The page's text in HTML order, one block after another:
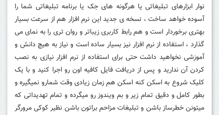
نوار ابزارهای تبلیغاتی یا هرگونه های جک یا برنامه تبلیغاتی شما را
آسوده خواهد ساخت ، نسخه ی جدید این نرم افزار هم از سرعت بسیار
بهتری برخوردار است و هم رابط کاربری زیباتر و روان تری را به نمای می
گذارد ، استفاده از نرم افزار نیز بسیار ساده است و نیاز به هیچ دانش و
آموزشی نخواهید داشت حتی برای استفاده از نرم افزار نیازی به نصب
کردن آن ندارید و پس از دریافت فایل کافیه اون رو اجرا کنید و با یک
کلیک شروع به اسکن کنه اسکن هم زمان زیادی وقت شمارو نمیگیره و
بطور کامل و دقیق تمام زیر و بم ویندوز رو میگرده و تمام تهدیداتی که
میتونن خطرساز باشن و تبلیغات مزاحم براتون باشن نظیر کوکی مرورگر